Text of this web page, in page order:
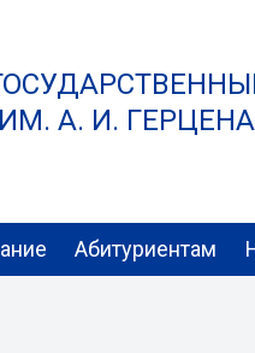
А. И. ГЕРЦЕНА
Абитуриентам